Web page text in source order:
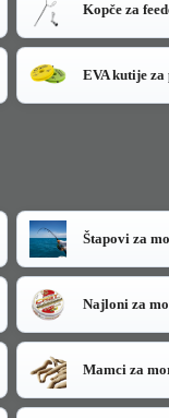
Kopče za
EVA kutije za
Štapovi za
Najloni za
Mamci za